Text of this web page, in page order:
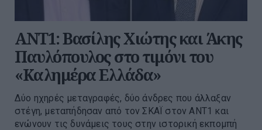
ΑΝΤ1: Βασίλης Χιώτης και Άκης
Παυλόπουλος στο τιμόνι του
«Καλημέρα Ελλάδα»
Δύο ηχηρές μεταγραφές, δύο άνδρες που άλλαξαν
στέγη, μεταπήδησαν από τον ΣΚΑΪ στον ΑΝΤ1 και
ενώνουν τις δυνάμεις τους στην ιστορική εκπομπή